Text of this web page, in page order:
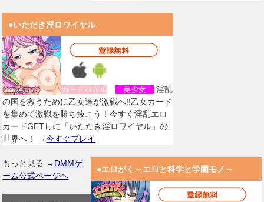
●いただき淫ロワイヤル
カードバトル 美少女
淫乱
の国を救うために乙女達が激戦へ!!乙女カード
を集めて激戦を勝ち抜こう！今すぐ淫乱エロ
カードGETしに「いただき淫ロワイヤル」の
世界へ！ →今すぐプレイ
●エロがく～エロと科学と学園モノ～
もっと見る → DMMゲ
ーム公式ページへ